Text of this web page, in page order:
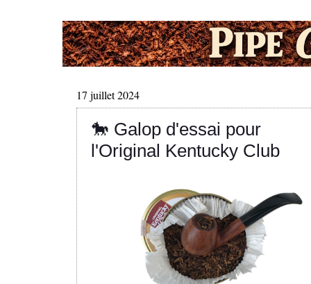
17 juillet 2024
🐎 Galop d'essai pour
l'Original Kentucky Club